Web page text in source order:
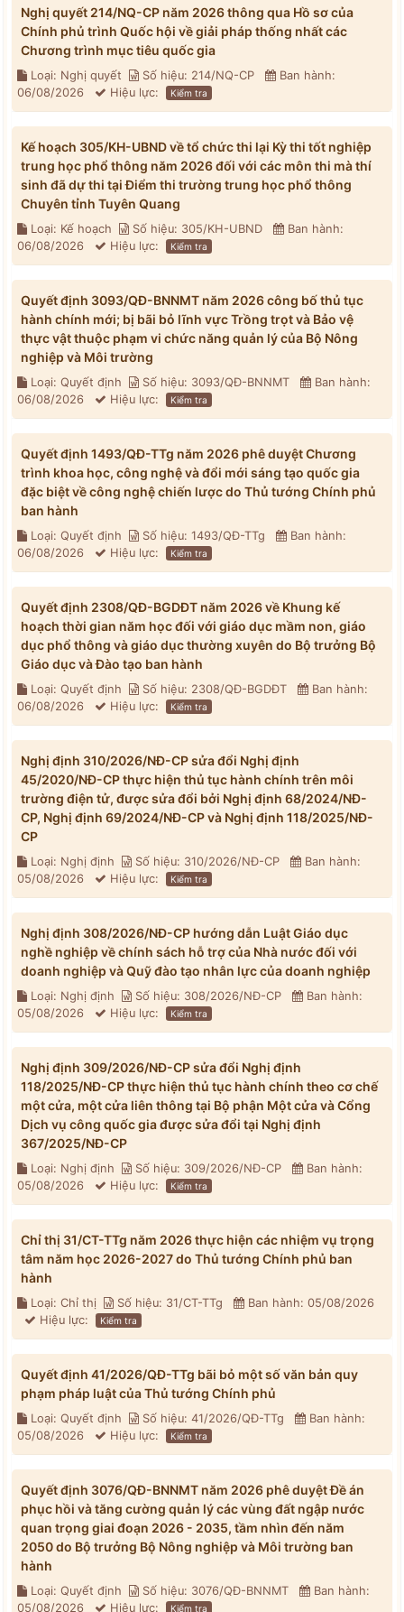
Nghị quyết 214/NQ-CP năm 2026 thông qua Hồ sơ của
Chính phủ trình Quốc hội về giải pháp thống nhất các
Chương trình mục tiêu quốc gia
Loại: Nghị quyết Số hiệu: 214/NQ-CP
Ban hành:
06/08/2026
Hiệu lực: Kiểm tra
Kế hoạch 305/KH-UBND về tổ chức thi lại Kỳ thi tốt nghiệp
trung học phổ thông năm 2026 đối với các môn thi mà thí
sinh đã dự thi tại Điểm thi trường trung học phổ thông
Chuyên tỉnh Tuyên Quang
Loại: Kế hoạch Số hiệu: 305/KH-UBND
Ban hành:
06/08/2026
Hiệu lực: Kiểm tra
Quyết định 3093/QĐ-BNNMT năm 2026 công bố thủ tục
hành chính mới; bị bãi bỏ lĩnh vực Trồng trọt và Bảo vệ
thực vật thuộc phạm vi chức năng quản lý của Bộ Nông
nghiệp và Môi trường
Loại: Quyết định Số hiệu: 3093/QĐ-BNNMT
Ban hành:
06/08/2026
Hiệu lực: Kiểm tra
Quyết định 1493/QĐ-TTg năm 2026 phê duyệt Chương
trình khoa học, công nghệ và đổi mới sáng tạo quốc gia
đặc biệt về công nghệ chiến lược do Thủ tướng Chính phủ
ban hành
Loại: Quyết định Số hiệu: 1493/QĐ-TTg
Ban hành:
06/08/2026
Hiệu lực: Kiểm tra
Quyết định 2308/QĐ-BGDĐT năm 2026 về Khung kế
hoạch thời gian năm học đối với giáo dục mầm non, giáo
dục phổ thông và giáo dục thường xuyên do Bộ trưởng Bộ
Giáo dục và Đào tạo ban hành
Loại: Quyết định Số hiệu: 2308/QĐ-BGDĐT
Ban hành:
06/08/2026
Hiệu lực: Kiểm tra
Nghị định 310/2026/NĐ-CP sửa đổi Nghị định
45/2020/NĐ-CP thực hiện thủ tục hành chính trên môi
trường điện tử, được sửa đổi bởi Nghị định 68/2024/NĐ-
CP, Nghị định 69/2024/NĐ-CP và Nghị định 118/2025/NĐ-
CP
Loại: Nghị định Số hiệu: 310/2026/NĐ-CP
Ban hành:
05/08/2026
Hiệu lực: Kiểm tra
Nghị định 308/2026/NĐ-CP hướng dẫn Luật Giáo dục
nghề nghiệp về chính sách hỗ trợ của Nhà nước đối với
doanh nghiệp và Quỹ đào tạo nhân lực của doanh nghiệp
Loại: Nghị định Số hiệu: 308/2026/NĐ-CP
Ban hành:
05/08/2026
Hiệu lực: Kiểm tra
Nghị định 309/2026/NĐ-CP sửa đổi Nghị định
118/2025/NĐ-CP thực hiện thủ tục hành chính theo cơ chế
một cửa, một cửa liên thông tại Bộ phận Một cửa và Cổng
Dịch vụ công quốc gia được sửa đổi tại Nghị định
367/2025/NĐ-CP
Loại: Nghị định Số hiệu: 309/2026/NĐ-CP
Ban hành:
05/08/2026
Hiệu lực: Kiểm tra
Chỉ thị 31/CT-TTg năm 2026 thực hiện các nhiệm vụ trọng
tâm năm học 2026-2027 do Thủ tướng Chính phủ ban
hành
Loại: Chỉ thị Số hiệu: 31/CT-TTg
Ban hành: 05/08/2026
Hiệu lực:
Kiểm tra
Quyết định 41/2026/QĐ-TTg bãi bỏ một số văn bản quy
phạm pháp luật của Thủ tướng Chính phủ
Loại: Quyết định Số hiệu: 41/2026/QĐ-TTg
Ban hành:
05/08/2026
Hiệu lực: Kiểm tra
Quyết định 3076/QĐ-BNNMT năm 2026 phê duyệt Đề án
phục hồi và tăng cường quản lý các vùng đất ngập nước
quan trọng giai đoạn 2026 - 2035, tầm nhìn đến năm
2050 do Bộ trưởng Bộ Nông nghiệp và Môi trường ban
hành
Loại: Quyết định Số hiệu: 3076/QĐ-BNNMT
Ban hành:
05/08/2026
Hiệu lực: Kiểm tra